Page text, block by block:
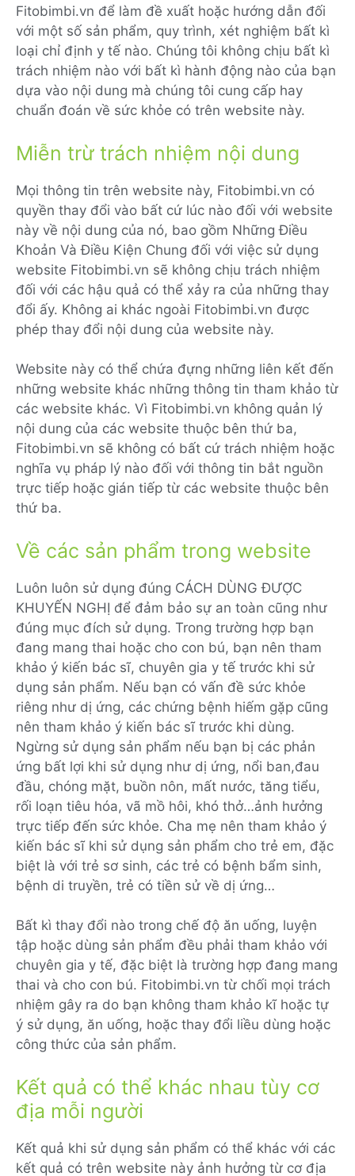
Fitobimbi.vn để làm đề xuất hoặc hướng dẫn đối
với một số sản phẩm, quy trình, xét nghiệm bất kì
loại chỉ định y tế nào. Chúng tôi không chịu bất kì
trách nhiệm nào với bất kì hành động nào của bạn
dựa vào nội dung mà chúng tôi cung cấp hay
chuẩn đoán về sức khỏe có trên website này.
Miễn trừ trách nhiệm nội dung
Mọi thông tin trên website này, Fitobimbi.vn có
quyền thay đổi vào bất cứ lúc nào đối với website
này về nội dung của nó, bao gồm Những Điều
Khoản Và Điều Kiện Chung đối với việc sử dụng
website Fitobimbi.vn sẽ không chịu trách nhiệm
đối với các hậu quả có thể xảy ra của những thay
đổi ấy. Không ai khác ngoài Fitobimbi.vn được
phép thay đổi nội dung của website này.
Website này có thể chứa đựng những liên kết đến
những website khác những thông tin tham khảo từ
các website khác. Vì Fitobimbi.vn không quản lý
nội dung của các website thuộc bên thứ ba,
Fitobimbi.vn sẽ không có bất cứ trách nhiệm hoặc
nghĩa vụ pháp lý nào đối với thông tin bắt nguồn
trực tiếp hoặc gián tiếp từ các website thuộc bên
thứ ba.
Về các sản phẩm trong website
Luôn luôn sử dụng đúng CÁCH DÙNG ĐƯỢC
KHUYẾN NGHỊ để đảm bảo sự an toàn cũng như
đúng mục đích sử dụng. Trong trường hợp bạn
đang mang thai hoặc cho con bú, bạn nên tham
khảo ý kiến bác sĩ, chuyên gia y tế trước khi sử
dụng sản phẩm. Nếu bạn có vấn đề sức khỏe
riêng như dị ứng, các chứng bệnh hiếm gặp cũng
nên tham khảo ý kiến bác sĩ trước khi dùng.
Ngừng sử dụng sản phẩm nếu bạn bị các phản
ứng bất lợi khi sử dụng như dị ứng, nổi ban,đau
đầu, chóng mặt, buồn nôn, mất nước, tăng tiểu,
rối loạn tiêu hóa, vã mồ hôi, khó thở…ảnh hưởng
trực tiếp đến sức khỏe. Cha mẹ nên tham khảo ý
kiến bác sĩ khi sử dụng sản phẩm cho trẻ em, đặc
biệt là với trẻ sơ sinh, các trẻ có bệnh bẩm sinh,
bệnh di truyền, trẻ có tiền sử về dị ứng…
Bất kì thay đổi nào trong chế độ ăn uống, luyện
tập hoặc dùng sản phẩm đều phải tham khảo với
chuyên gia y tế, đặc biệt là trường hợp đang mang
thai và cho con bú. Fitobimbi.vn từ chối mọi trách
nhiệm gây ra do bạn không tham khảo kĩ hoặc tự
ý sử dụng, ăn uống, hoặc thay đổi liều dùng hoặc
công thức của sản phẩm.
Kết quả có thể khác nhau tùy cơ
địa mỗi người
Kết quả khi sử dụng sản phẩm có thể khác với các
kết quả có trên website này ảnh hưởng từ cơ địa